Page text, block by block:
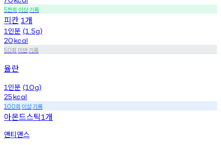
5천회 이상기록
피칸 1개
1 인분 (1.5g)
20kcal
50회 미만기록
율란
1 인분 (10g)
25kcal
100회 이상기록
아몬드스틱1개
앤티앤스